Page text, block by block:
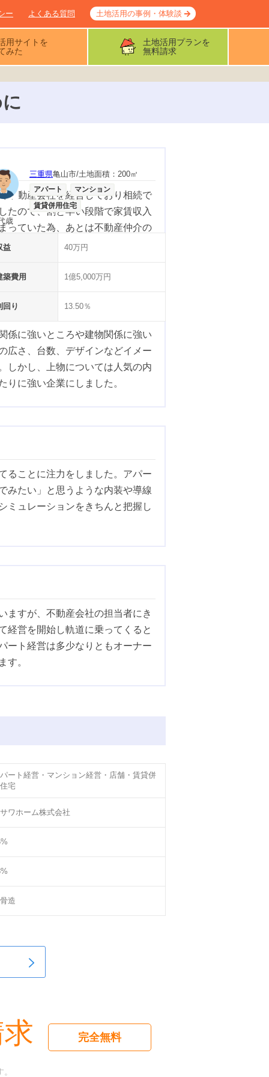
ー よくある質問 土地活用の事例・体験談
用サイトを
みた
土地活用プランを
無料請求
三重県亀山市/土地面積： 200㎡
アパート
マンション
賃貸併用住宅
歳
益 40万円
築費用 1億5,000万円
回り 13.50％
不動産会社を経営しており相続で
たので、割と早い段階で家賃収入
っていた為、あとは不動産仲介の
スタートできました。
係に強いところや建物関係に強い
広さ、台数、デザインなどイメー
しかし、上物については人気の内
に強い企業にしました。
ることに注力をしました。アパー
みたい」と思うような内装や導線
ミュレーションをきちんと把握し
ますが、不動産会社の担当者にき
経営を開始し軌道に乗ってくると
ート経営は多少なりともオーナー
す。
ート経営・マンション経営・店舗・賃貸併
宅
ワホーム株式会社
造
完全無料